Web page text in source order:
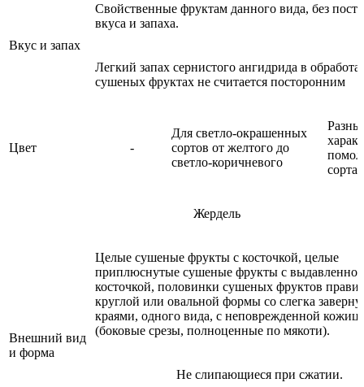
Вкус и запах
Свойственные фруктам данного вида, без
вкуса и запаха.
Легкий запах сернистого ангидрида в
сушеных фруктах не считается посторонним
Цвет -
Для светло-окрашенных
сортов от желтого до
светло-коричневого
сорта
Жердель
Внешний вид
и форма
Целые сушеные фрукты с косточкой, целые
приплюснутые сушеные фрукты с выдавленной
косточкой, половинки сушеных фруктов
круглой или овальной формы со слегка
краями, одного вида, с неповрежденной
(боковые срезы, полноценные по мякоти).
Не слипающиеся при сжатии.